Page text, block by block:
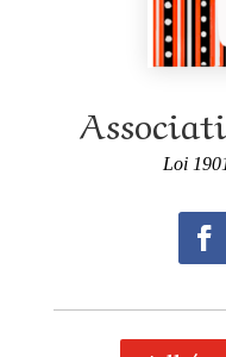
Loi